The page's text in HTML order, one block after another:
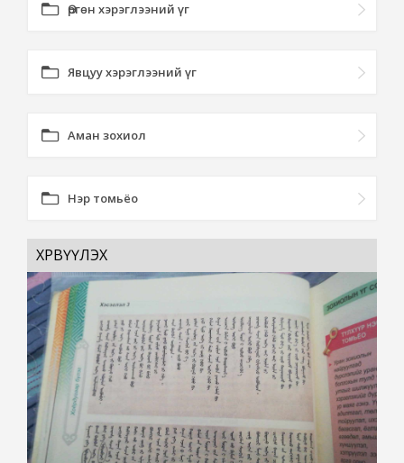
Өргөн хэрэглээний үг
Явцуу хэрэглээний үг
Аман зохиол
Нэр томьёо
ХӨРВҮҮЛЭХ